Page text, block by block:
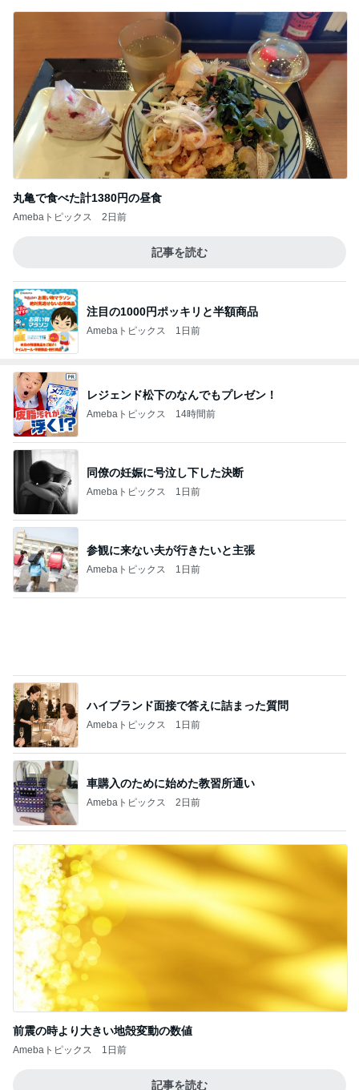
丸亀で食べた計1380円の昼食
Amebaトピックス 2日前
記事を読む
注目の1000円ポッキリと半額商品
Amebaトピックス 1日前
レジェンド松下のなんでもプレゼン！
Amebaトピックス 14時間前
同僚の妊娠に号泣し下した決断
Amebaトピックス 1日前
参観に来ない夫が行きたいと主張
Amebaトピックス 1日前
車購入のために始めた教習所通い
Amebaトピックス 2日前
前震の時より大きい地殻変動の数値
Amebaトピックス
Amebaトピックス 23時間前